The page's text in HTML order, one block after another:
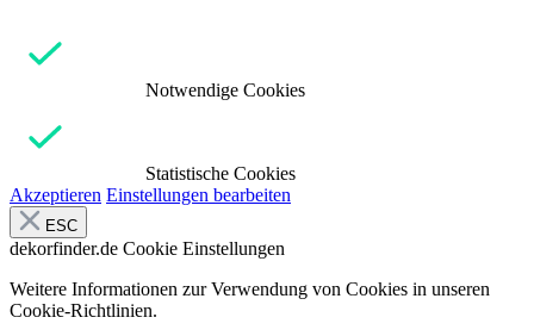
Notwendige Cookies
Statistische Cookies
Akzeptieren Einstellungen bearbeiten
ESC
dekorfinder.de Cookie Einstellungen
Weitere Informationen zur Verwendung von Cookies in unseren
Cookie-Richtlinien.